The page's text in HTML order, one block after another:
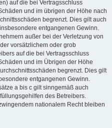
auf die bei Vertragsschluss
und im übrigen der Höhe nach
begrenzt. Dies gilt auch
entgangenen Gewinn.
außer bei der Verletzung von
vorsätzlichem oder grob
auf die bei Vertragsschluss
und im Übrigen der Höhe
begrenzt. Dies gilt
entgangenen Gewinn.
a bis c gilt sinngemäß auch
des Betreibers.
nationalem Recht bleiben